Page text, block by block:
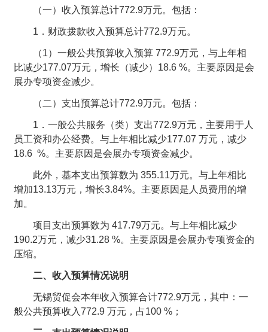
（一）收入预算总计772.9万元。包括：
1．财政拨款收入预算总计772.9万元。
（1）一般公共预算收入预算 772.9万元，与上年相
比减少177.07万元，增长（减少）18.6 %。主要原因是会
展办专项资金减少。
（二）支出预算总计772.9万元。包括：
1．一般公共服务（类）支出772.9万元，主要用于人
员工资和办公经费。与上年相比减少177.07 万元，减少
18.6 %。主要原因是会展办专项资金减少。
此外，基本支出预算数为 355.11万元。与上年相比
增加13.13万元，增长3.84%。主要原因是人员费用的增
加。
项目支出预算数为 417.79万元。与上年相比减少
190.2万元，减少31.28 %。主要原因是会展办专项资金的
压缩。
二、收入预算情况说明
无锡贸促会本年收入预算合计772.9万元，其中： 一
般公共预算收入772.9 万元，占100 %；